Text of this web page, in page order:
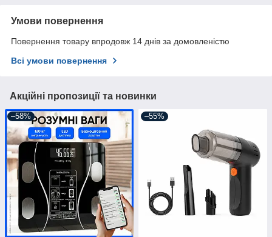
Умови повернення
Повернення товару впродовж 14 днів за домовленістю
Всі умови повернення
Акційні пропозиції та новинки
–58% –55%